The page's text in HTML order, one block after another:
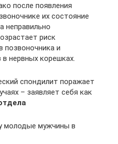
после появления
их состояние
неправильно
риск
позвоночника и
нервных корешках.
спондилит поражает
– заявляет себя как
молодые мужчины в